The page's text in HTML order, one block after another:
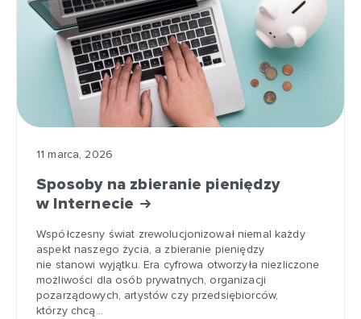
11 marca, 2026
Sposoby na zbieranie pieniędzy
w Internecie
Współczesny świat zrewolucjonizował niemal każdy
aspekt naszego życia, a zbieranie pieniędzy
nie stanowi wyjątku. Era cyfrowa otworzyła niezliczone
możliwości dla osób prywatnych, organizacji
pozarządowych, artystów czy przedsiębiorców,
którzy chcą…